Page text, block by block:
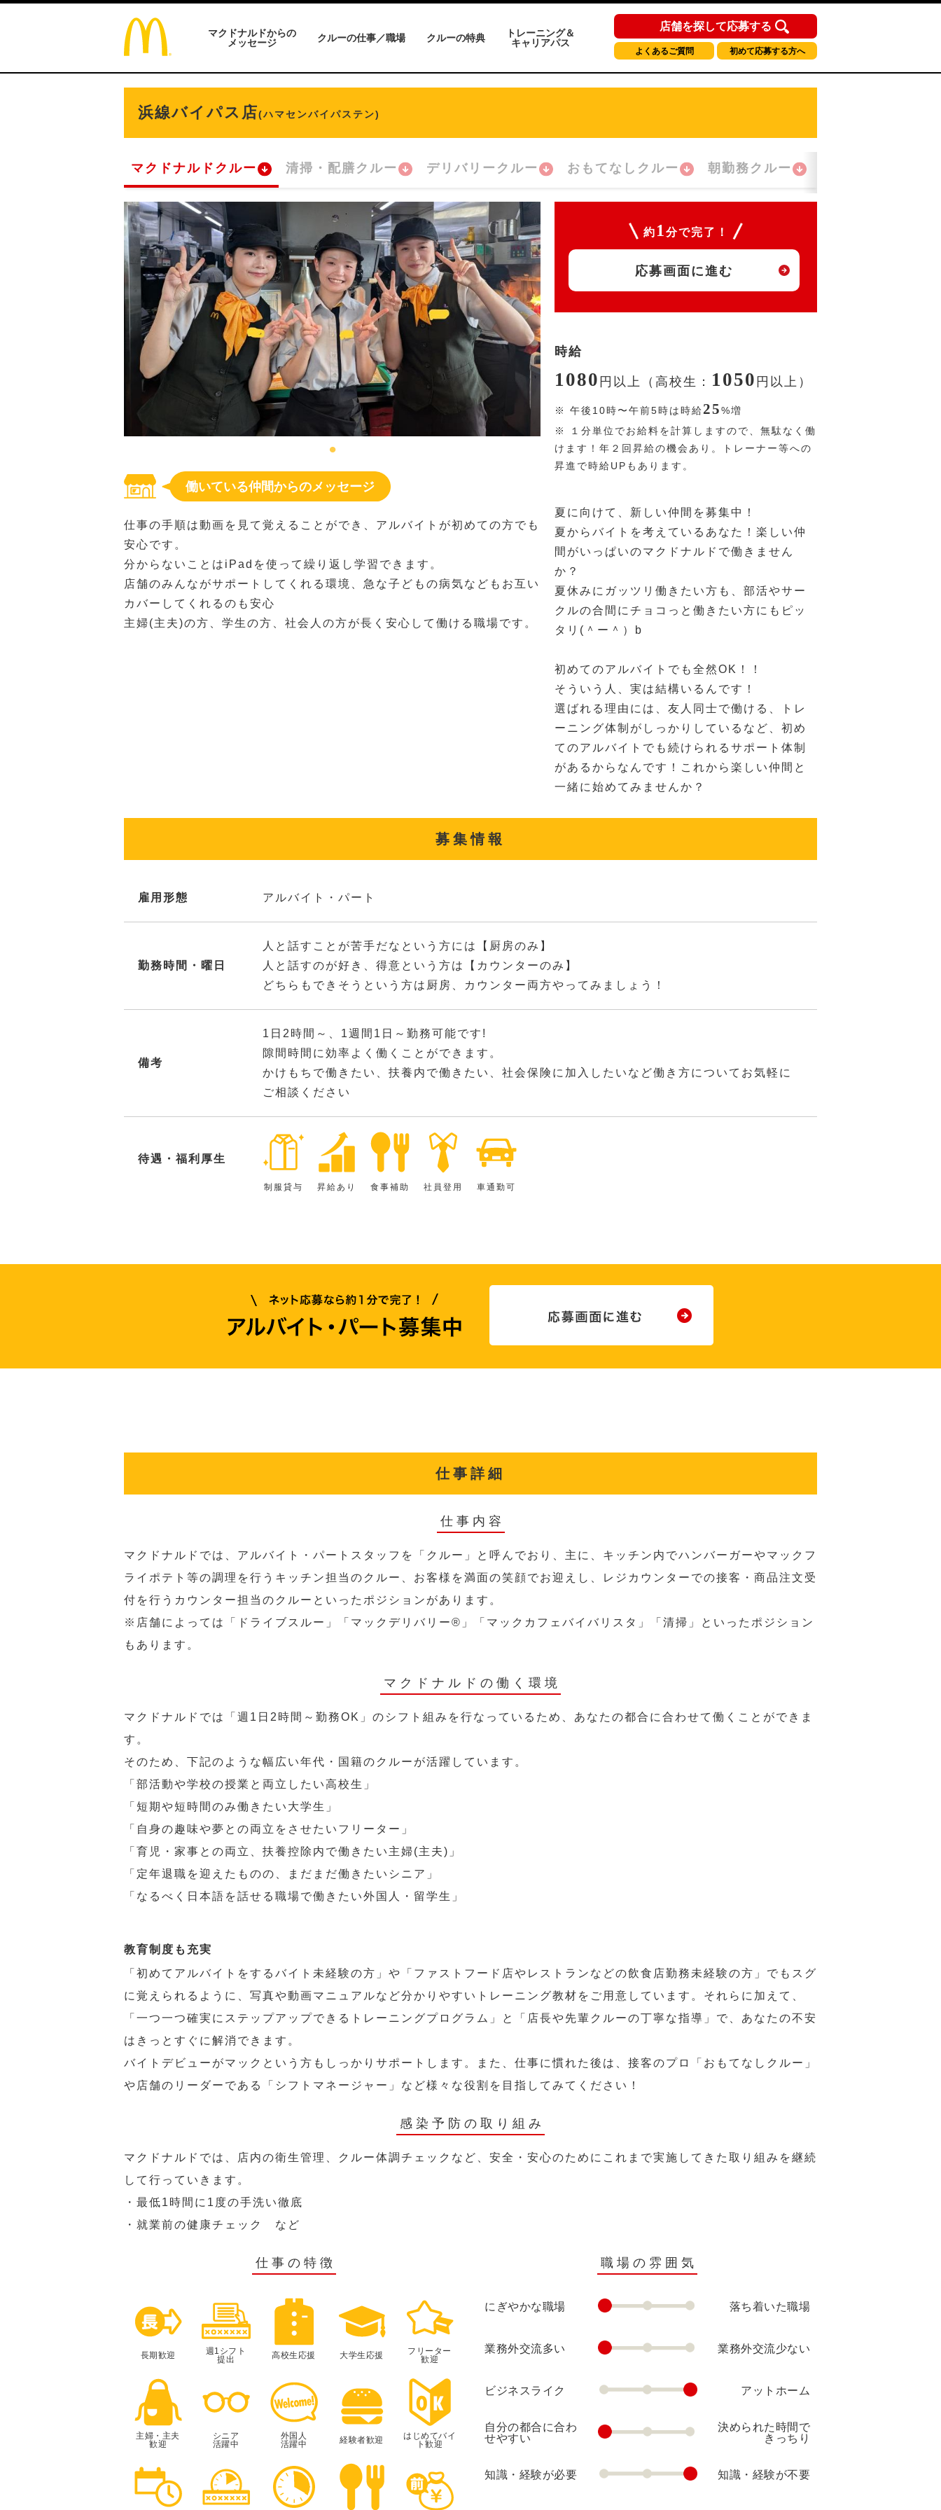
マクドナルドからの
メッセージ
クルーの仕事／職場 クルーの特典
トレーニング＆
キャリアパス
店舗を探して応募する
よくあるご質問 初めて応募する方へ
浜線バイパス店(ハマセンバイパステン)
マクドナルドクルー 清掃・配膳クルー デリバリークルー おもてなしクルー 朝勤務クルー
働いている仲間からのメッセージ
仕事の手順は動画を見て覚えることができ、アルバイトが初めての方でも
安心です。
分からないことはiPadを使って繰り返し学習できます。
店舗のみんながサポートしてくれる環境、急な子どもの病気などもお互い
カバーしてくれるのも安心
主婦(主夫)の方、学生の方、社会人の方が長く安心して働ける職場です。
約 1 分で完了！
応募画面に進む
時給
1080 円 以上（高校生： 1050 円 以上）
※ 午後10時〜午前5時は時給25%増
※
１分単位でお給料を計算しますので、無駄なく働
けます！年２回昇給の機会あり。トレーナー等への
昇進で時給UPもあります。
夏に向けて、新しい仲間を募集中！
夏からバイトを考えているあなた！楽しい仲
間がいっぱいのマクドナルドで働きません
か？
夏休みにガッツリ働きたい方も、部活やサー
クルの合間にチョコっと働きたい方にもピッ
タリ(＾ー＾）b
初めてのアルバイトでも全然OK！！
そういう人、実は結構いるんです！
選ばれる理由には、友人同士で働ける、トレ
ーニング体制がしっかりしているなど、初め
てのアルバイトでも続けられるサポート体制
があるからなんです！これから楽しい仲間と
一緒に始めてみませんか？
募集情報
雇用形態 アルバイト・パート
勤務時間・曜日
人と話すことが苦手だなという方には【厨房のみ】
人と話すのが好き、得意という方は【カウンターのみ】
どちらもできそうという方は厨房、カウンター両方やってみましょう！
備考
1日2時間～、1週間1日～勤務可能です!
隙間時間に効率よく働くことができます。
かけもちで働きたい、扶養内で働きたい、社会保険に加入したいなど働き方についてお気軽に
ご相談ください
待遇・福利厚生
制服貸与 昇給あり 食事補助 社員登用 車通勤可
仕事詳細
仕事内容
マクドナルドでは、アルバイト・パートスタッフを「クルー」と呼んでおり、主に、キッチン内でハンバーガーやマックフ
ライポテト等の調理を行うキッチン担当のクルー、お客様を満面の笑顔でお迎えし、レジカウンターでの接客・商品注文受
付を行うカウンター担当のクルーといったポジションがあります。
※店舗によっては「ドライブスルー」「マックデリバリー®︎」「マックカフェバイバリスタ」「清掃」といったポジション
もあります。
マクドナルドの働く環境
マクドナルドでは「週1日2時間～勤務OK」のシフト組みを行なっているため、あなたの都合に合わせて働くことができま
す。
そのため、下記のような幅広い年代・国籍のクルーが活躍しています。
「部活動や学校の授業と両立したい高校生」
「短期や短時間のみ働きたい大学生」
「自身の趣味や夢との両立をさせたいフリーター」
「育児・家事との両立、扶養控除内で働きたい主婦(主夫)」
「定年退職を迎えたものの、まだまだ働きたいシニア」
「なるべく日本語を話せる職場で働きたい外国人・留学生」
教育制度も充実
「初めてアルバイトをするバイト未経験の方」や「ファストフード店やレストランなどの飲食店勤務未経験の方」でもスグ
に覚えられるように、写真や動画マニュアルなど分かりやすいトレーニング教材をご用意しています。それらに加えて、
「一つ一つ確実にステップアップできるトレーニングプログラム」と「店長や先輩クルーの丁寧な指導」で、あなたの不安
はきっとすぐに解消できます。
バイトデビューがマックという方もしっかりサポートします。また、仕事に慣れた後は、接客のプロ「おもてなしクルー」
や店舗のリーダーである「シフトマネージャー」など様々な役割を目指してみてください！
感染予防の取り組み
マクドナルドでは、店内の衛生管理、クルー体調チェックなど、安全・安心のためにこれまで実施してきた取り組みを継続
して行っていきます。
・最低1時間に1度の手洗い徹底
・就業前の健康チェック など
仕事の特徴
長期歓迎
週1シフト
提出
高校生応援 大学生応援
フリーター
歓迎
主婦・主夫
歓迎
シニア
活躍中
外国人
活躍中
経験者歓迎
はじめてバイ
ト歓迎
職場の雰囲気
にぎやかな職場 落ち着いた職場
業務外交流多い 業務外交流少ない
ビジネスライク アットホーム
自分の都合に合わ
せやすい
決められた時間で
きっちり
知識・経験が必要 知識・経験が不要